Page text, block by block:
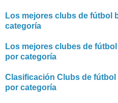
Los mejores clubs de fútbol
categoría
Los mejores clubes de
por categoría
Clasificación Clubs de fútbol
por categoría